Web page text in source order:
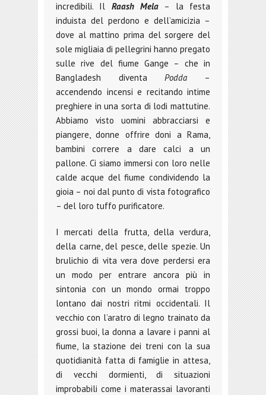
incredibili. Il Raash Mela – la festa
induista del perdono e dell’amicizia –
dove al mattino prima del sorgere del
sole migliaia di pellegrini hanno pregato
sulle rive del fiume Gange – che in
Bangladesh diventaPodda –
accendendo incensi e recitando intime
preghiere in una sorta di lodi mattutine.
Abbiamo visto uomini abbracciarsi e
piangere, donne offrire doni a Rama,
bambini correre a dare calci a un
pallone. Ci siamo immersi con loro nelle
calde acque del fiume condividendo la
gioia – noi dal punto di vista fotografico
– del loro tuffo purificatore.
I mercati della frutta, della verdura,
della carne, del pesce, delle spezie. Un
brulichio di vita vera dove perdersi era
un modo per entrare ancora più in
sintonia con un mondo ormai troppo
lontano dai nostri ritmi occidentali. Il
vecchio con l’aratro di legno trainato da
grossi buoi, la donna a lavare i panni al
fiume, la stazione dei treni con la sua
quotidianità fatta di famiglie in attesa,
di vecchi dormienti, di situazioni
improbabili come i materassai lavoranti